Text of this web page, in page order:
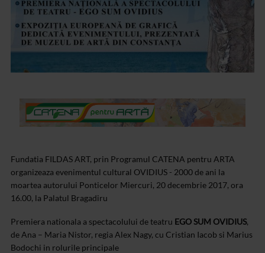
Fundatia FILDAS ART, prin Programul CATENA pentru ARTA
organizeaza evenimentul cultural OVIDIUS - 2000 de ani la
moartea autorului Ponticelor Miercuri, 20 decembrie 2017, ora
16.00, la Palatul Bragadiru
Premiera nationala a spectacolului de teatru EGO SUM OVIDIUS,
de Ana – Maria Nistor, regia Alex Nagy, cu Cristian Iacob si Marius
Bodochi in rolurile principale